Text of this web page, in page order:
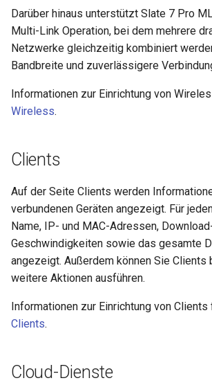
Darüber hinaus unterstützt Slate 7 Pro
Multi-Link Operation, bei dem mehrere
Netzwerke gleichzeitig kombiniert
Bandbreite und zuverlässigere
Informationen zur Einrichtung von
Wireless.
Clients
Auf der Seite Clients werden
verbundenen Geräten angezeigt. Für
Name, IP- und MAC-Adressen,
Geschwindigkeiten sowie das gesamte
angezeigt. Außerdem können Sie Clients
weitere Aktionen ausführen.
Informationen zur Einrichtung von Clients
Clients.
Cloud-Dienste